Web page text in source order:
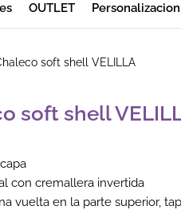
OUTLET Personalizacion
soft shell VELILLA
soft shell
con cremallera invertida
vuelta en la parte superior,